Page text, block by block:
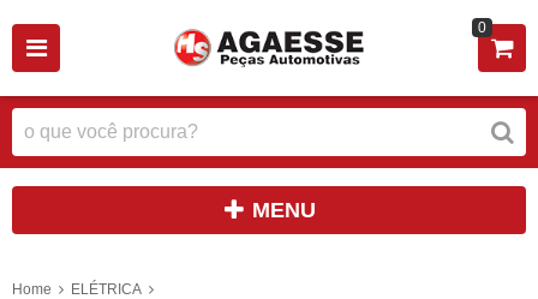
0
MENU
Home
ELÉTRICA